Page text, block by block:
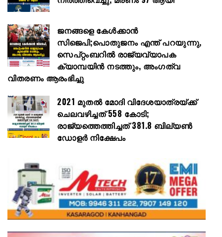
ജനങ്ങളെ കേൾക്കാൻ
സിജെപി;പൊതുജനം എന്ത് പറയുന്നു,
സെപ്റ്റംബറിൽ രാജ്യവ്യാപക
ക്യാമ്പയിൻ നടത്തും, അംഗത്വ
വിതരണം ആരംഭിച്ചു
2021 മുതൽ മോദി വിദേശയാത്രയ്ക്ക്
ചെലവഴിച്ചത് 558 കോടി;
രാജ്യത്തെത്തിച്ചത് 381.8 ബില്യൺ
ഡോളർ നിക്ഷേപം